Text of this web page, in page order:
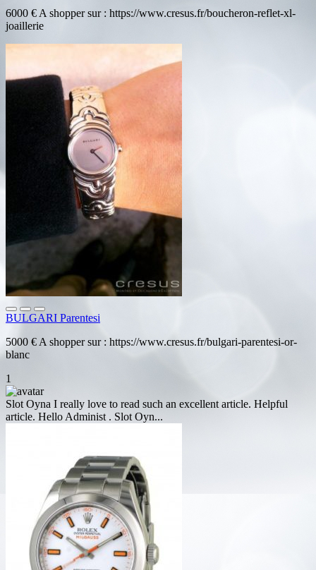
6000 € A shopper sur : https://www.cresus.fr/boucheron-reflet-xl-
joaillerie
BULGARI Parentesi
5000 € A shopper sur : https://www.cresus.fr/bulgari-parentesi-or-
blanc
1
Slot Oyna I really love to read such an excellent article. Helpful
article. Hello Administ . Slot Oyn...